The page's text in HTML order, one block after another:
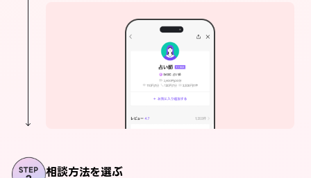
相談方法を選ぶ